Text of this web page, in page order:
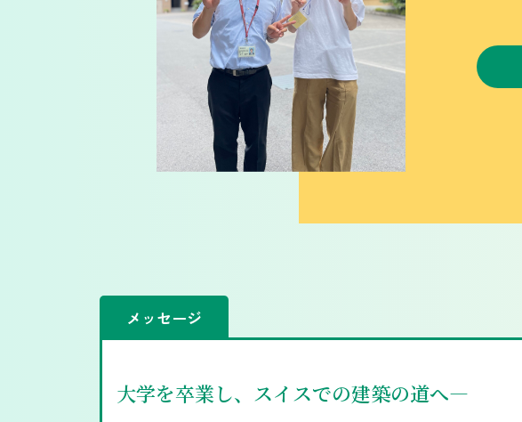
メッセージ
大学を卒業し、スイスでの建築の道へ―